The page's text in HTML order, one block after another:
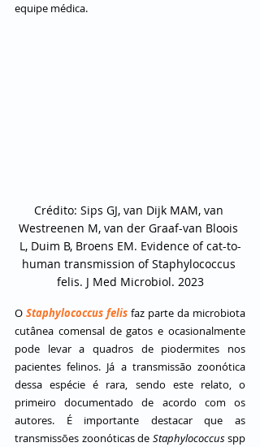
equipe médica.
Crédito: Sips GJ, van Dijk MAM, van
Westreenen M, van der Graaf-van Bloois
L, Duim B, Broens EM. Evidence of cat-to-
human transmission of Staphylococcus
felis. J Med Microbiol. 2023
O Staphylococcus felis faz parte da microbiota
cutânea comensal de gatos e ocasionalmente
pode levar a quadros de piodermites nos
pacientes felinos. Já a transmissão zoonótica
dessa espécie é rara, sendo este relato, o
primeiro documentado de acordo com os
autores. É importante destacar que as
transmissões zoonóticas de Staphylococcus spp